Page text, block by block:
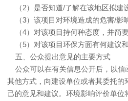
（2）是否知道/了解在该地区拟建
（3）该项目对环境造成的危害/影
（4）对该项目持何种态度，并简要
（5）对该项目环保方面有何建议和
五、公众提出意见的主要方式
公众可以在有关信息公开后，以信
其他方式，向建设单位或者其委托的
己的意见和建议。环境影响评价单位